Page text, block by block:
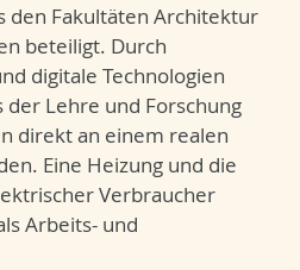
den Fakultäten Architektur
beteiligt. Durch
digitale Technologien
Lehre und Forschung
direkt an einem realen
Eine Heizung und die
Verbraucher
Arbeits- und